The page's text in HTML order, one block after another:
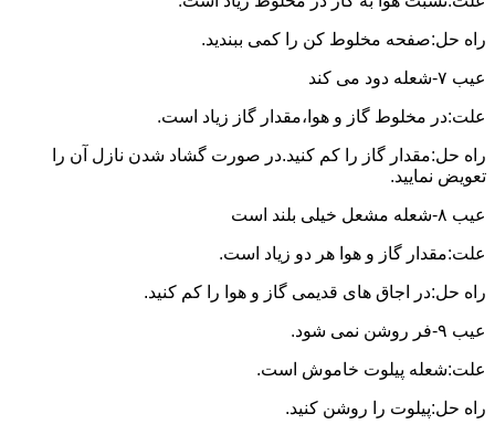
راه حل:صفحه مخلوط کن را کمی ببندید.
عیب ۷-شعله دود می کند
علت:در مخلوط گاز و هوا،مقدار گاز زیاد است.
راه حل:مقدار گاز را کم کنید.در صورت گشاد شدن نازل آن را
تعویض نمایید.
عیب ۸-شعله مشعل خیلی بلند است
علت:مقدار گاز و هوا هر دو زیاد است.
راه حل:در اجاق های قدیمی گاز و هوا را کم کنید.
عیب ۹-فر روشن نمی شود.
علت:شعله پیلوت خاموش است.
راه حل:پیلوت را روشن کنید.